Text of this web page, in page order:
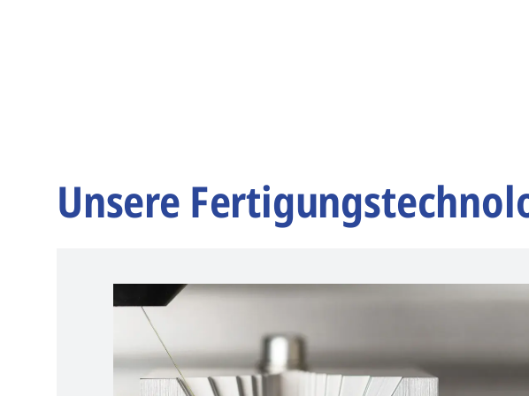
Unsere